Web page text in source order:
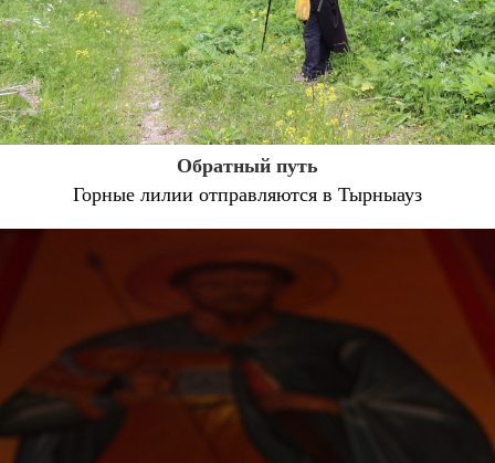
Обратный путь
Горные лилии отправляются в Тырныауз